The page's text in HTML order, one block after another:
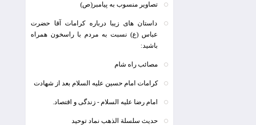
تصاویر منسوب به پیامبر(ص)
داستان های زیبا درباره کرامات آقا حضرت
عباس (ع) نسبت به مردم با راسخون همراه
باشید:
مصائب راه شام
کرامات امام حسین علیه السلام بعد از شهادت
امام رضا علیه السلام - زندگی و اقتصاد.
حدیث سلسلة الذهب نماد توحید